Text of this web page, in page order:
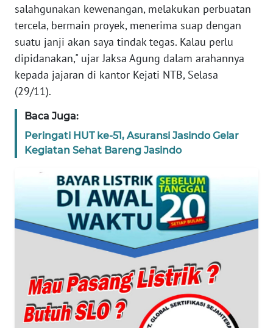
salahgunakan kewenangan, melakukan perbuatan
tercela, bermain proyek, menerima suap dengan
suatu janji akan saya tindak tegas. Kalau perlu
dipidanakan," ujar Jaksa Agung dalam arahannya
kepada jajaran di kantor Kejati NTB, Selasa
(29/11).
Baca Juga:
Peringati HUT ke-51, Asuransi Jasindo Gelar
Kegiatan Sehat Bareng Jasindo
DISCLAIMER
Wahana
News
Regional
SUMUT
WN
WN
NTT